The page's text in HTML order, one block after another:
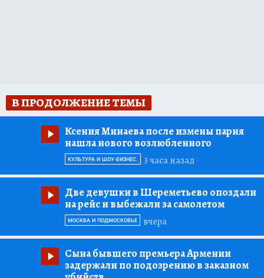
В ПРОДОЛЖЕНИЕ ТЕМЫ
Ксения Минаева после измены парня
нашла нового возлюбленного
3 часа назад
КУЛЬТУРА И ШОУ-БИЗНЕС.
Две девушки в Шереметьево опоздали
на рейс и выбежали за самолетом
вчера
МОСКВА И ПОДМОСКОВЬЕ
Сына бывшего премьера Армении
задержали по подозрению в заказном